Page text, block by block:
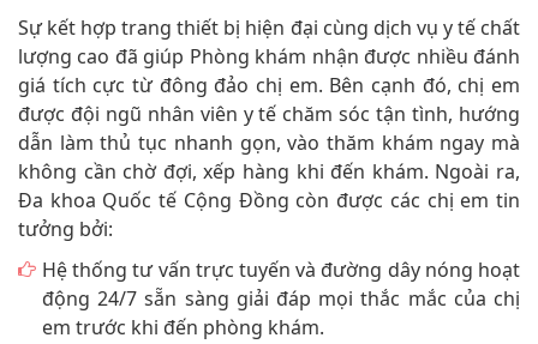
Sự kết hợp trang thiết bị hiện đại cùng dịch vụ y tế chất
lượng cao đã giúp Phòng khám nhận được nhiều đánh
giá tích cực từ đông đảo chị em. Bên cạnh đó, chị em
được đội ngũ nhân viên y tế chăm sóc tận tình, hướng
dẫn làm thủ tục nhanh gọn, vào thăm khám ngay mà
không cần chờ đợi, xếp hàng khi đến khám. Ngoài ra,
Đa khoa Quốc tế Cộng Đồng còn được các chị em tin
tưởng bởi:
Hệ thống tư vấn trực tuyến và đường dây nóng hoạt
động 24/7 sẵn sàng giải đáp mọi thắc mắc của chị
em trước khi đến phòng khám.